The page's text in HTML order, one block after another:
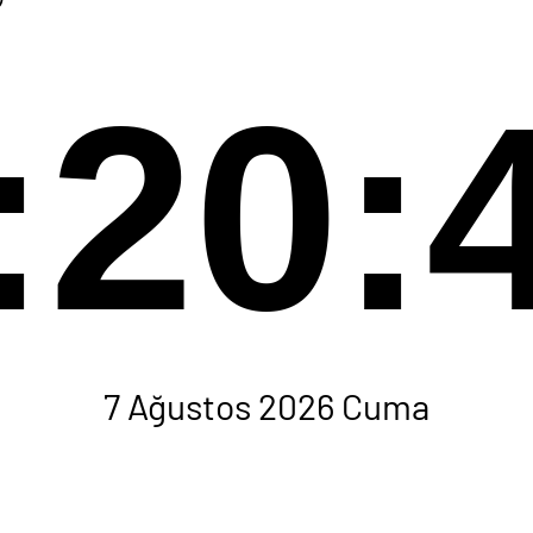
7 Ağustos 2026 Cuma